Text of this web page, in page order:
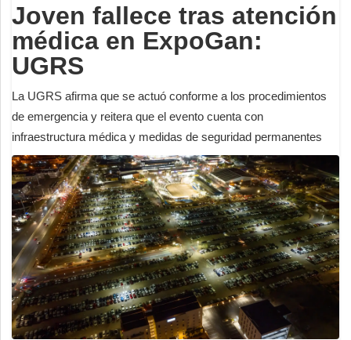
Joven fallece tras atención
médica en ExpoGan:
UGRS
La UGRS afirma que se actuó conforme a los procedimientos
de emergencia y reitera que el evento cuenta con
infraestructura médica y medidas de seguridad permanentes